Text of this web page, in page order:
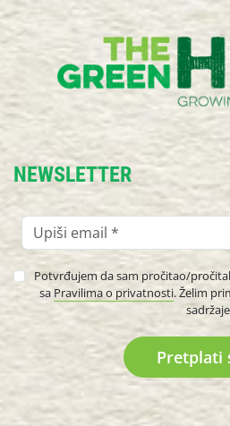
NEWSLETTER
Potvrđujem da sam pročitao/
sa Pravilima o privatnosti. Želim